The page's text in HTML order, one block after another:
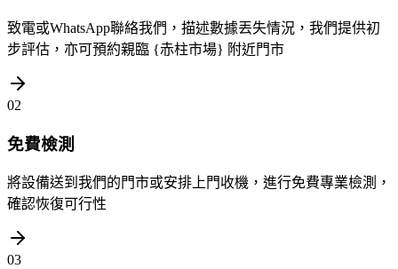
致電或WhatsApp聯絡我們，描述數據丟失情況，我們提供初
步評估，亦可預約親臨 {赤柱市場} 附近門市
02
免費檢測
將設備送到我們的門市或安排上門收機，進行免費專業檢測，
確認恢復可行性
03